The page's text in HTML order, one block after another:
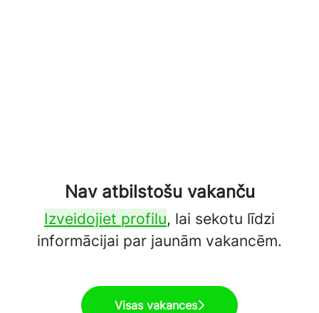
Nav atbilstošu vakanču
Izveidojiet profilu, lai sekotu līdzi
informācijai par jaunām vakancēm.
Visas vakances